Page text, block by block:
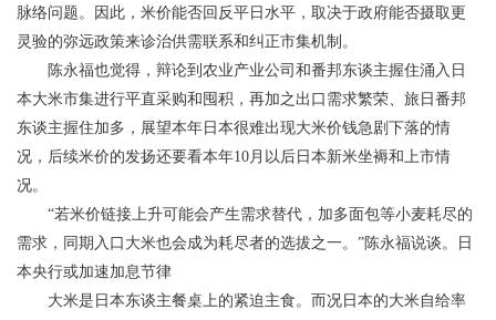
脉络问题。因此，米价能否回反平日水平，取决于政府能否摄取更
灵验的弥远政策来诊治供需联系和纠正市集机制。
陈永福也觉得，辩论到农业产业公司和番邦东谈主握住涌入日
本大米市集进行平直采购和囤积，再加之出口需求繁荣、旅日番邦
东谈主握住加多，展望本年日本很难出现大米价钱急剧下落的情
况，后续米价的发扬还要看本年10月以后日本新米坐褥和上市情
况。
“若米价链接上升可能会产生需求替代，加多面包等小麦耗尽的
需求，同期入口大米也会成为耗尽者的选拔之一。”陈永福说谈。日
本央行或加速加息节律
大米是日本东谈主餐桌上的紧迫主食。而况日本的大米自给率